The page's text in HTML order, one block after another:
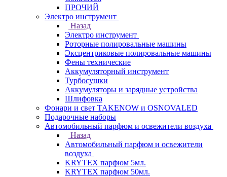
ПРОЧИЙ
Электро инструмент
Назад
Электро инструмент
Роторные полировальные машины
Эксцентриковые полировальные машины
Фены технические
Аккумуляторный инструмент
Турбосушки
Аккумуляторы и зарядные устройства
Шлифовка
Фонари и свет TAKENOW и OSNOVALED
Подарочные наборы
Автомобильный парфюм и освежители воздуха
Назад
Автомобильный парфюм и освежители
воздуха
KRYTEX парфюм 5мл.
KRYTEX парфюм 50мл.